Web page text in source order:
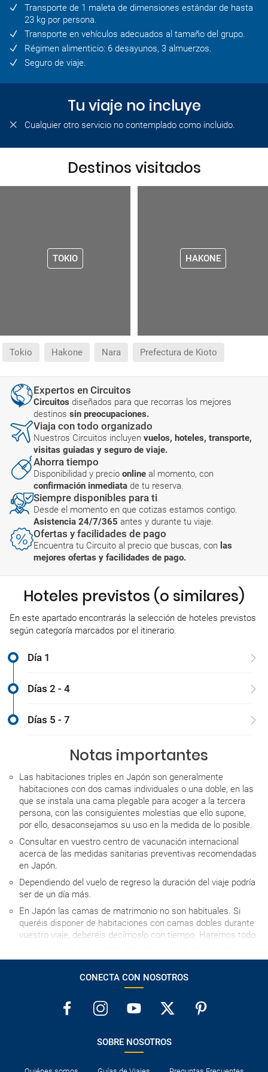
Transporte de 1 maleta de dimensiones estándar de hasta
23 kg por persona.
Transporte en vehículos adecuados al tamaño del grupo.
Régimen alimenticio: 6 desayunos, 3 almuerzos.
Seguro de viaje.
Tu viaje no incluye
Cualquier otro servicio no contemplado como incluido.
Destinos visitados
TOKIO HAKONE
Tokio Hakone Nara Prefectura de Kioto
Expertos en Circuitos
Circuitos diseñados para que recorras los mejores
destinos sin preocupaciones.
Viaja con todo organizado
Nuestros Circuitos incluyen vuelos, hoteles, transporte,
visitas guiadas y seguro de viaje.
Ahorra tiempo
Disponibilidad y precio online al momento, con
confirmación inmediata de tu reserva.
Siempre disponibles para ti
Desde el momento en que cotizas estamos contigo.
Asistencia 24/7/365 antes y durante tu viaje.
Ofertas y facilidades de pago
Encuentra tu Circuito al precio que buscas, con las
mejores ofertas y facilidades de pago.
Hoteles previstos (o similares)
En este apartado encontrarás la selección de hoteles previstos
según categoría marcados por el itinerario.
Día 1
Días 2 - 4
Días 5 - 7
Notas importantes
Las habitaciones triples en Japón son generalmente
habitaciones con dos camas individuales o una doble, en las
que se instala una cama plegable para acoger a la tercera
persona, con las consiguientes molestias que ello supone,
por ello, desaconsejamos su uso en la medida de lo posible.
Consultar en vuestro centro de vacunación internacional
acerca de las medidas sanitarias preventivas recomendadas
en Japón.
Dependiendo del vuelo de regreso la duración del viaje podría
ser de un día más.
En Japón las camas de matrimonio no son habituales. Si
queréis disponer de habitaciones con camas dobles durante
vuestro viaje, deberéis decírnoslo con tiempo. Haremos todo
podremos asegurar su utilización con antelación en ningún
cada uno de los hoteles. Las habitaciones individuales
habitaciones dobles.
pequeños podrían taparse con gasas, pero no se garantiza el
CONECTA CON NOSOTROS
SOBRE NOSOTROS